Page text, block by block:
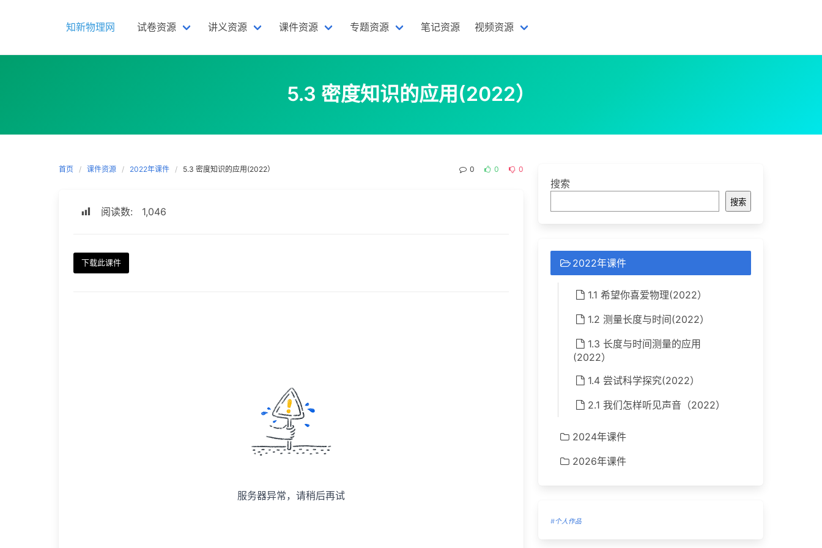
知新物理网 试卷资源 讲义资源 课件资源 专题资源 笔记资源 视频资源
5.3 密度知识的应用(2022）
首页 课件资源 2022年课件 5.3 密度知识的应用(2022） 0 0 0
阅读数: 1,046
下载此课件
搜索
搜索
2022年课件
1.1 希望你喜爱物理(2022）
1.2 测量长度与时间(2022）
1.3 长度与时间测量的应用
(2022）
1.4 尝试科学探究(2022）
2.1 我们怎样听见声音（2022）
2024年课件
2026年课件
#个人作品